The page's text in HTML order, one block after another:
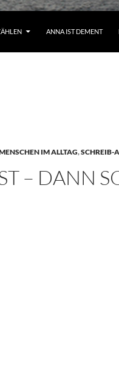
ANNA IST DEMENT
IM ALLTAG,SCHREIB-
– DANN